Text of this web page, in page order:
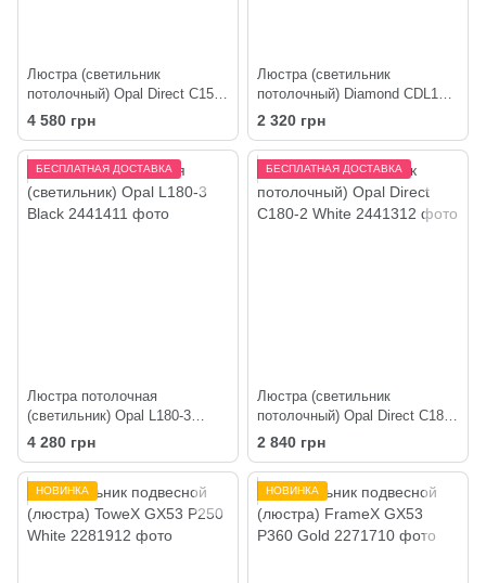
Люстра (светильник
потолочный) Opal Direct C150-
4 Black
4 580 грн
Люстра (светильник
потолочный) Diamond CDL135-
250-3 White
2 320 грн
БЕСПЛАТНАЯ ДОСТАВКА
Люстра потолочная
(светильник) Opal L180-3
Black
4 280 грн
БЕСПЛАТНАЯ ДОСТАВКА
Люстра (светильник
потолочный) Opal Direct C180-
2 White
2 840 грн
НОВИНКА НОВИНКА